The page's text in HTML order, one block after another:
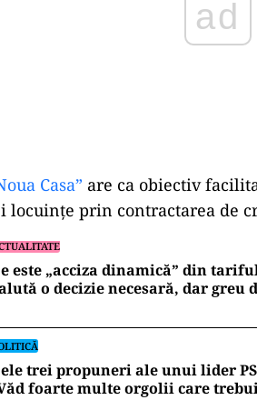
Casa” are ca obiectiv
locuințe prin contractarea de
este „acciza dinamică” din
o decizie necesară, dar greu
trei propuneri ale unui lider
foarte multe orgolii care